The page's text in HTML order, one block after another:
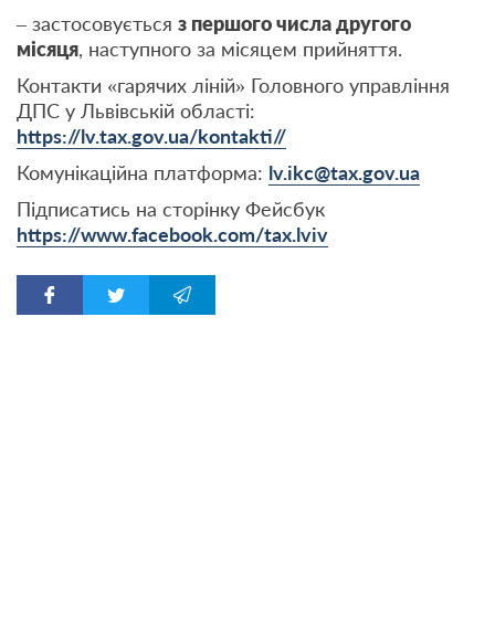
– застосовується з першого числа другого
місяця, наступного за місяцем прийняття.
Контакти «гарячих ліній» Головного управління
ДПС у Львівській області:
https://lv.tax.gov.ua/kontakti//
Комунікаційна платформа: lv.ikc@tax.gov.ua
Підписатись на сторінку Фейсбук
https://www.facebook.com/tax.lviv